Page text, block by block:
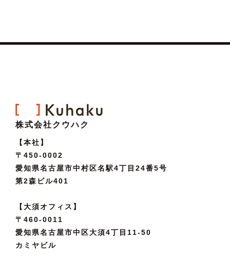
株式会社クウハク
【本社】
〒450-0002
愛知県名古屋市中村区名駅4丁目24番5号
第2森ビル401
【大須オフィス】
〒460-0011
愛知県名古屋市中区大須4丁目11-50
カミヤビル